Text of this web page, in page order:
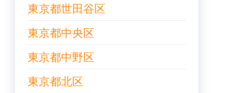
東京都世田谷区
東京都中央区
東京都中野区
東京都北区